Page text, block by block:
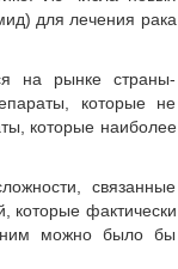
для лечения рака
на рынке страны-
которые не
которые наиболее
связанные
которые фактически
ним можно было бы